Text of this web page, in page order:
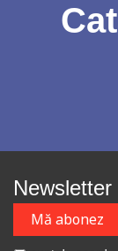
Newsletter